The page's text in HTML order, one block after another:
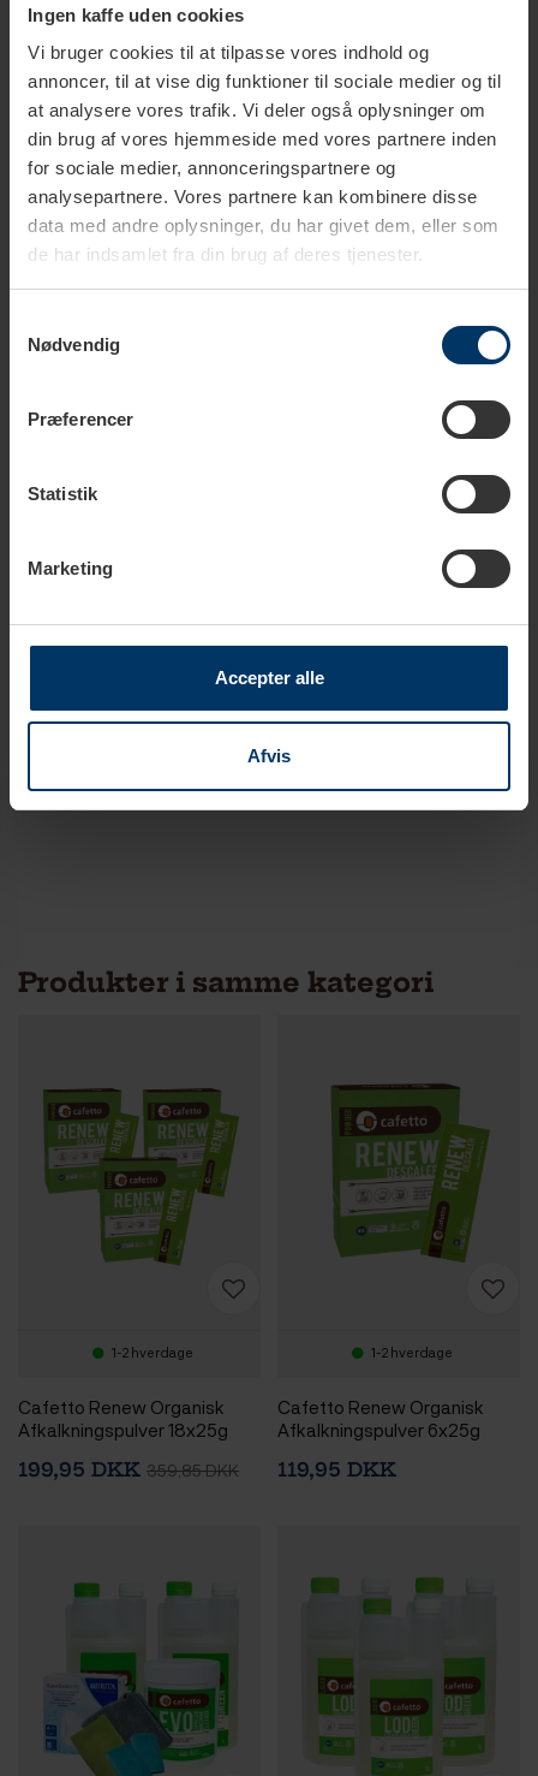
Ingen kaffe uden cookies
Vi bruger cookies til at tilpasse vores indhold og
annoncer, til at vise dig funktioner til sociale medier og til
at analysere vores trafik. Vi deler også oplysninger om
din brug af vores hjemmeside med vores partnere inden
for sociale medier, annonceringspartnere og
analysepartnere. Vores partnere kan kombinere disse
data med andre oplysninger, du har givet dem, eller som
de har indsamlet fra din brug af deres tjenester.
Nødvendig
Præferencer
Statistik
Marketing
Accepter alle
Afvis
Tilføj til kurv
Rigtig Kaffe Mixpakke 2,2kg Hele kaffebønner
499,95 DKK
Tilføj til kurv
Rigtig Kaffe Mixpakke 2,5kg Hele kaffebønner
649,95 DKK
Rigtig Kaffe Mixpakke 5,2kg Hele kaffebønner
Download
Funktion Plejepakke
Produkter i samme kategori
1-2 hverdage
Cafetto Renew Organisk
Afkalkningspulver 18x25g
199,95 DKK 359,85 DKK
1-2 hverdage
Cafetto Renew Organisk
Afkalkningspulver 6x25g
119,95 DKK